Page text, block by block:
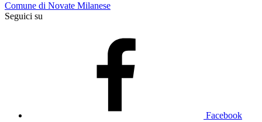
Comune di Novate Milanese
Seguici su
Facebook